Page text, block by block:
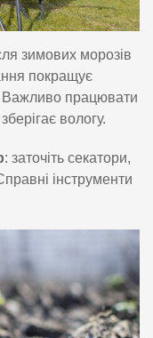
зимових морозів
покращує
Важливо працювати
вологу.
: заточіть секатори,
інструменти